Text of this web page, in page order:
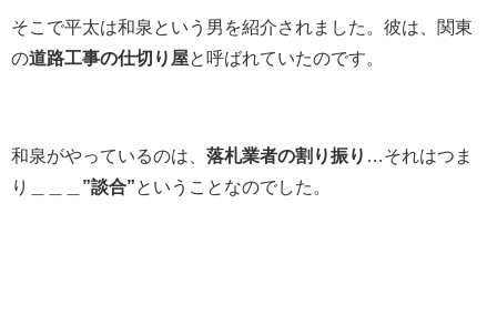
そこで平太は和泉という男を紹介されました。彼は、関東
の道路工事の仕切り屋と呼ばれていたのです。
和泉がやっているのは、 落札業者の割り振り
…それはつま
り＿＿＿ ”談合” ということなのでした。